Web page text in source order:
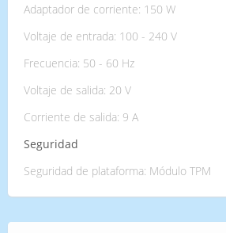
Adaptador de corriente: 150 W
Voltaje de entrada: 100 - 240 V
Frecuencia: 50 - 60 Hz
Voltaje de salida: 20 V
Corriente de salida: 9 A
Seguridad
Seguridad de plataforma: Módulo TPM